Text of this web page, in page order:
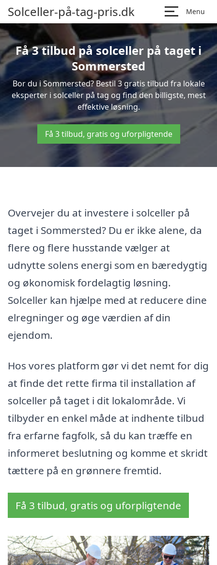
Solceller-på-tag-pris.dk Menu
Få 3 tilbud på solceller på taget i
Sommersted
Bor du i Sommersted? Bestil 3 gratis tilbud fra lokale
eksperter i solceller på tag og find den billigste, mest
effektive løsning.
Få 3 tilbud, gratis og uforpligtende
Overvejer du at investere i solceller på
taget i Sommersted? Du er ikke alene, da
flere og flere husstande vælger at
udnytte solens energi som en bæredygtig
og økonomisk fordelagtig løsning.
Solceller kan hjælpe med at reducere dine
elregninger og øge værdien af din
ejendom.
Hos vores platform gør vi det nemt for dig
at finde det rette firma til installation af
solceller på taget i dit lokalområde. Vi
tilbyder en enkel måde at indhente tilbud
fra erfarne fagfolk, så du kan træffe en
informeret beslutning og komme et skridt
tættere på en grønnere fremtid.
Få 3 tilbud, gratis og uforpligtende